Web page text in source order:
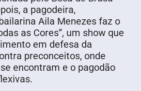
a pagodeira,
Aila Menezes faz o
as Cores”, um show que
em defesa da
preconceitos, onde
encontram e o pagodão